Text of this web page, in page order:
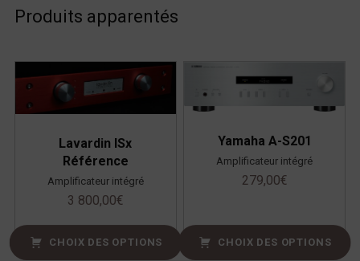
Produits apparentés
Lavardin ISx
Référence
Amplificateur intégré
3 800,00€
CHOIX DES OPTIONS
Yamaha A-S201
Amplificateur intégré
279,00€
CHOIX DES OPTIONS